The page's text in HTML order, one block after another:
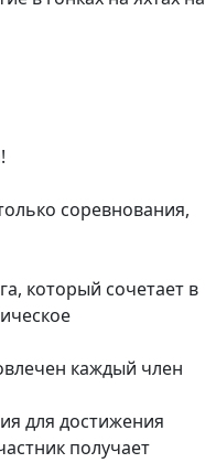
соревнования,
который сочетает в
каждый член
для достижения
получает